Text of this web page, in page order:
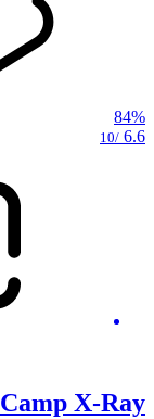
84%
6.6
/10
Camp X-Ray